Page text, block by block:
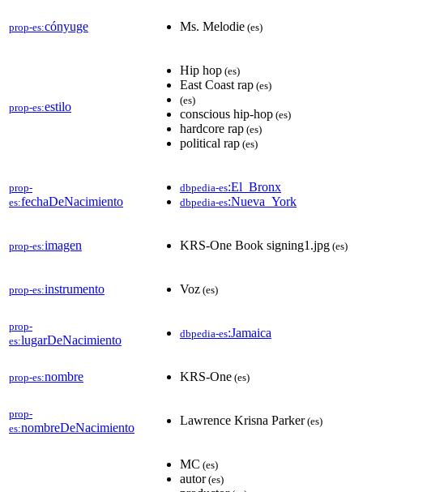
prop-es:cónyuge Ms. Melodie (es)
prop-es:estilo
Hip hop (es)
East Coast rap (es)
(es)
conscious hip-hop (es)
hardcore rap (es)
political rap (es)
prop-
es:fechaDeNacimiento
dbpedia-es:El_Bronx
dbpedia-es:Nueva_York
prop-es:imagen KRS-One Book signing1.jpg (es)
prop-es:instrumento Voz (es)
prop-
es:lugarDeNacimiento dbpedia-es:Jamaica
prop-es:nombre KRS-One (es)
prop-
es:nombreDeNacimiento
Lawrence Krisna Parker(es)
MC (es)
autor(es)